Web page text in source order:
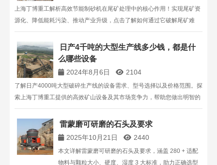
上海丁博重工解析高效节能制砂机在尾矿处理中的核心作用！实现尾矿资
源化、降低能耗污染、推动产业升级，点击了解如何通过它破解尾矿难
题，[中国矿业联合会官网] 案例可查。
日产4千吨的大型生产线多少钱，都是什
么哪些设备
2024年8月6日 2104
了解日产4000吨大型破碎生产线的设备需求、型号选择以及价格范围。探
索上海丁博重工提供的高效矿山设备及其市场竞争力，帮助您做出明智的
设备采购决策。
雷蒙磨可研磨的石头及要求
2025年10月21日 2440
本文详解雷蒙磨可研磨的石头及要求，涵盖 280 + 适配
物料与颗粒大小、硬度、湿度 3 大标准，助力正确选型